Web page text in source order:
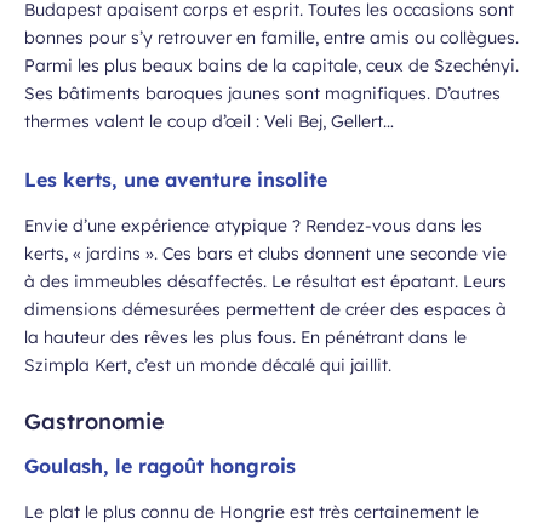
Budapest apaisent corps et esprit. Toutes les occasions sont
bonnes pour s’y retrouver en famille, entre amis ou collègues.
Parmi les plus beaux bains de la capitale, ceux de Szechényi.
Ses bâtiments baroques jaunes sont magnifiques. D’autres
thermes valent le coup d’œil : Veli Bej, Gellert…
Les kerts, une aventure insolite
Envie d’une expérience atypique ? Rendez-vous dans les
kerts, « jardins ». Ces bars et clubs donnent une seconde vie
à des immeubles désaffectés. Le résultat est épatant. Leurs
dimensions démesurées permettent de créer des espaces à
la hauteur des rêves les plus fous. En pénétrant dans le
Szimpla Kert, c’est un monde décalé qui jaillit.
Gastronomie
Goulash, le ragoût hongrois
Le plat le plus connu de Hongrie est très certainement le